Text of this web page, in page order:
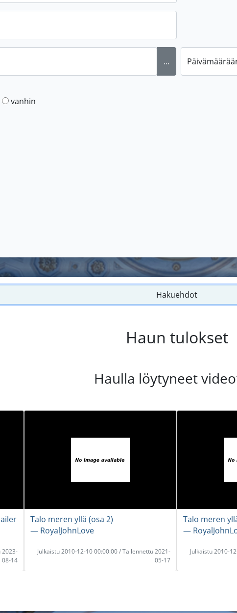
...
vanhin
Hakuehdot
Haun tulokset
Haulla löytyneet
2023-
08-14
Talo meren yllä (osa 2)
― RoyalJohnLove
Julkaistu 2010-12-10 00:00:00 / Tallennettu 2021-
05-17
Talo meren
―
Julkaistu 2010-